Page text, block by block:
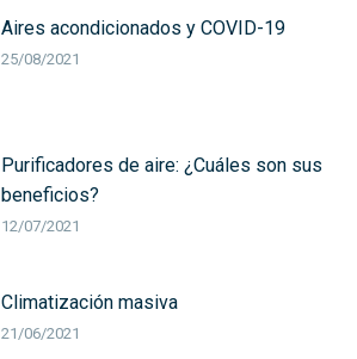
Aires acondicionados y COVID-19
25/08/2021
Purificadores de aire: ¿Cuáles son sus
beneficios?
12/07/2021
Climatización masiva
21/06/2021